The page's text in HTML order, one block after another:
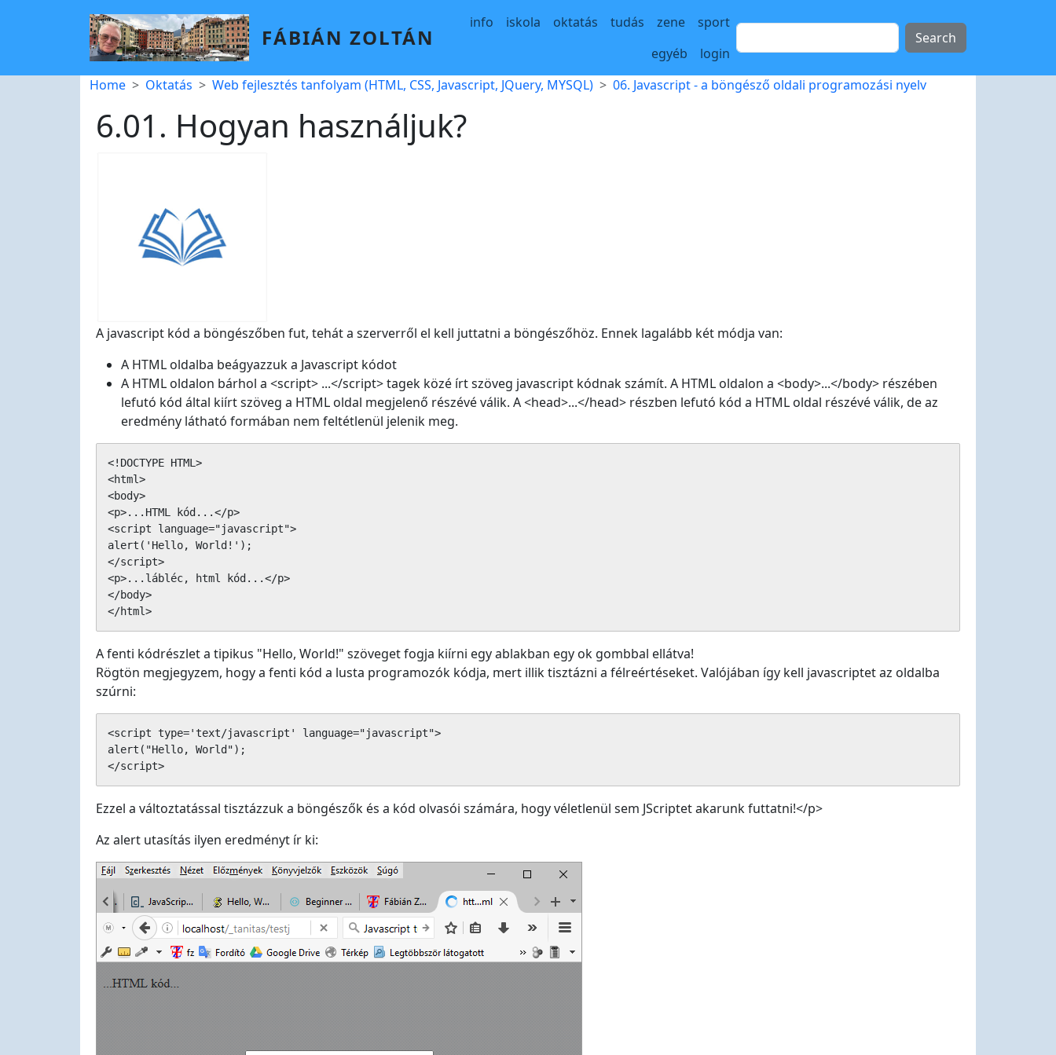
FÁBIÁN ZOLTÁN
Main navigation
info iskola oktatás tudás zene
sport
egyéb
login
Breadcrumb
Home Oktatás Web fejlesztés tanfolyam (HTML, CSS, Javascript, JQuery, MYSQL) 06. Javascript - a böngésző oldali programozási nyelv
6.01. Hogyan használjuk?
A javascript kód a böngészőben fut, tehát a szerverről el kell juttatni a böngészőhöz. Ennek lagalább két módja van:
A HTML oldalba beágyazzuk a Javascript kódot
A HTML oldalon bárhol a <script> ...</script> tagek közé írt szöveg javascript kódnak számít. A HTML oldalon a <body>...</body> részében
lefutó kód által kiírt szöveg a HTML oldal megjelenő részévé válik. A <head>...</head> részben lefutó kód a HTML oldal részévé válik, de az
eredmény látható formában nem feltétlenül jelenik meg.
<!DOCTYPE HTML>
<html>
<body>
<p>...HTML kód...</p>
<script language="javascript">
alert('Hello, World!');
</script>
<p>...lábléc, html kód...</p>
</body>
</html>
A fenti kódrészlet a tipikus "Hello, World!" szöveget fogja kiírni egy ablakban egy ok gombbal ellátva!
Rögtön megjegyzem, hogy a fenti kód a lusta programozók kódja, mert illik tisztázni a félreértéseket. Valójában így kell javascriptet az oldalba
szúrni:
<script type='text/javascript' language="javascript">
alert("Hello, World");
</script>
Ezzel a változtatással tisztázzuk a böngészők és a kód olvasói számára, hogy véletlenül sem JScriptet akarunk futtatni!</p>
Az alert utasítás ilyen eredményt ír ki: